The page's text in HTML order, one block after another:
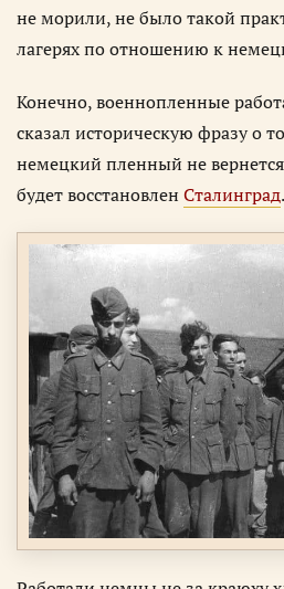
не морили, не было такой
лагерях по отношению к
Конечно, военнопленные
сказал историческую фразу о
немецкий пленный не
будет восстановлен Сталинград.